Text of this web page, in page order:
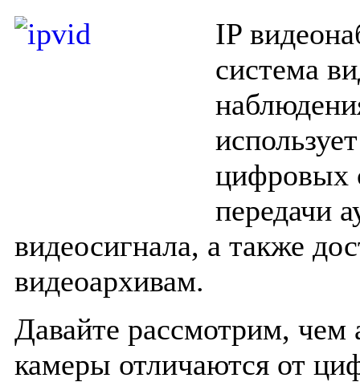
IP
система
цифровых
передачи
видеосигнала, а также
видеоархивам.
Давайте рассмотрим, чем
камеры отличаются от